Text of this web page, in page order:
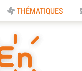
THÉMATIQUES